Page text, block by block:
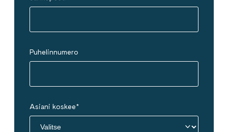
Puhelinnumero
Asiani koskee*